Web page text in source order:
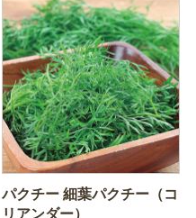
パクチー 細葉パクチー（コ
リアンダー）